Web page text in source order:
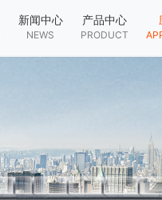
新闻中心
NEWS
产品中心
PRODUCT